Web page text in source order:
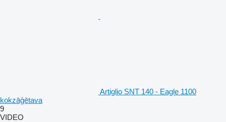
Artiglio SNT 140 - Eagle 1100
kokzāģētava
9
VIDEO